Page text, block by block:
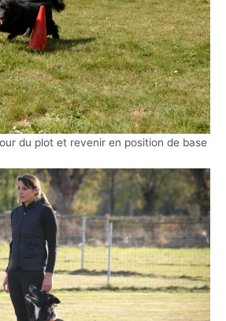
du plot et revenir en position de base